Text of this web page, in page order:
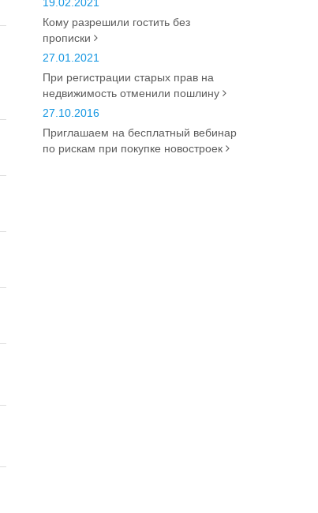
Кому разрешили гостить без
прописки
27.01.2021
При регистрации старых прав на
недвижимость отменили пошлину
27.10.2016
Приглашаем на бесплатный вебинар
по рискам при покупке новостроек